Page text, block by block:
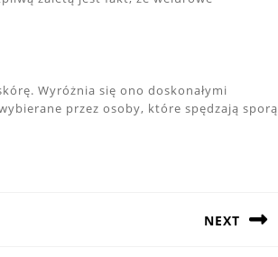
Wyróżnia się ono doskonałymi
przez osoby, które spędzają sporą
NEXT